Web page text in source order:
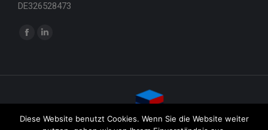
DE326528473
Finden Sie uns auf:
Facebook
new
window
new
window
Diese Website benutzt Cookies. Wenn Sie die Website weiter